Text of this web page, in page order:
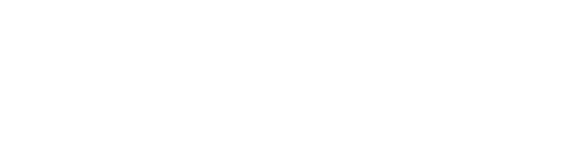
strygninger)
måneder fra